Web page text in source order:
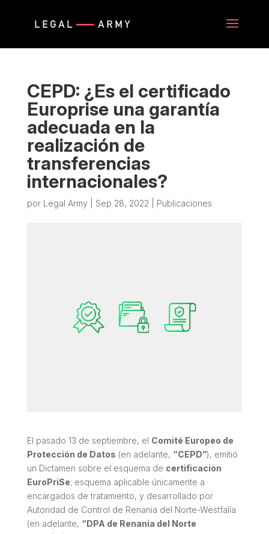
CEPD: ¿Es el certificado
Europrise una garantía
adecuada en la
realización de
transferencias
internacionales?
por Legal Army Sep 28, 2022 Publicaciones
El pasado 13 de septiembre, el Comité Europeo de
Protección de Datos (en adelante, “CEPD”), emitió
un Dictamen sobre el esquema de certificación
EuroPriSe; esquema aplicable únicamente a
encargados de tratamiento, y desarrollado por
Autoridad de Control de Renania del Norte-Westfalia
(en adelante, “DPA de Renania del Norte